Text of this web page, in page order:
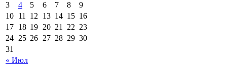
« Июл
3
4 5 6 7 8
9
10 11 12 13 14 15 16
17 18 19 20 21 22 23
24 25 26 27 28 29 30
31